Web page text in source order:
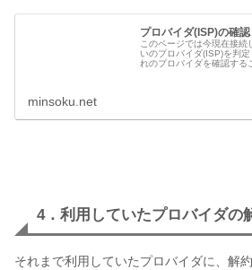
プロバイダ(ISP)の確
このページでは今現在接
いのプロバイダ(ISP)を判
れのプロバイダを確認する
minsoku.net
4．利用していたプロバイダの
それまで利用していたプロバイダに、解